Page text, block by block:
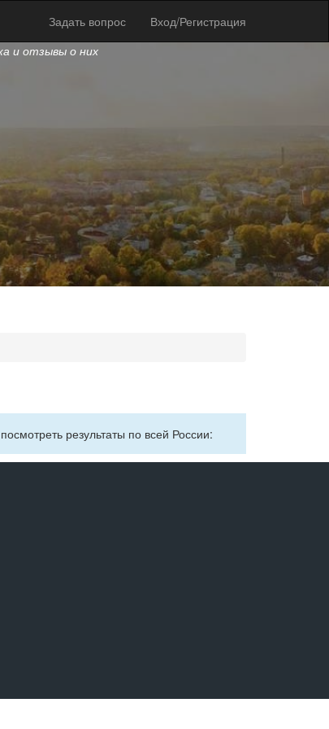
Задать вопрос Вход/Регистрация
и отзывы о них
результаты по всей России: